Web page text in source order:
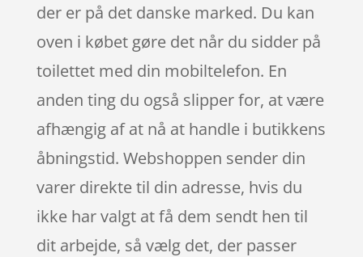
der er på det danske marked. Du kan
oven i købet gøre det når du sidder på
toilettet med din mobiltelefon. En
anden ting du også slipper for, at være
afhængig af at nå at handle i butikkens
åbningstid. Webshoppen sender din
varer direkte til din adresse, hvis du
ikke har valgt at få dem sendt hen til
dit arbejde, så vælg det, der passer